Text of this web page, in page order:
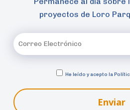
proyectos de Loro
He leído y acepto la
Enviar